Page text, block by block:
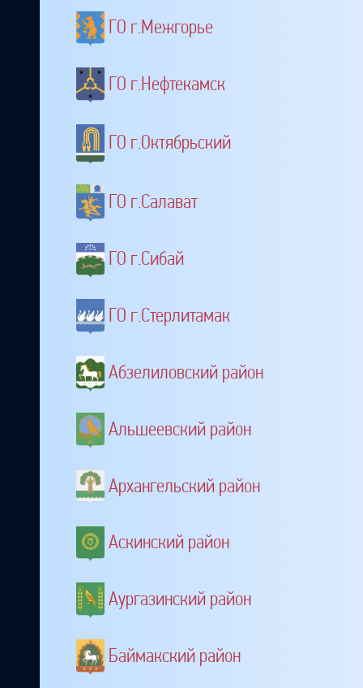
ГО г.Межгорье
ГО г.Нефтекамск
ГО г.Октябрьский
ГО г.Салават
ГО г.Сибай
ГО г.Стерлитамак
Абзелиловский район
Альшеевский район
Архангельский район
Аскинский район
Аургазинский район
Баймакский район